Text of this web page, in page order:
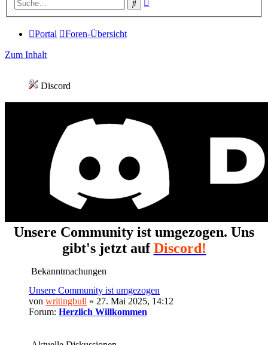
Suche
Portal Foren-Übersicht
Zum Inhalt
Discord
Unsere Community ist umgezogen. Uns
gibt's jetzt aufDiscord!
Bekanntmachungen
Unsere Community ist umgezogen
von writingbull » 27. Mai 2025, 14:12
Forum: Herzlich Willkommen